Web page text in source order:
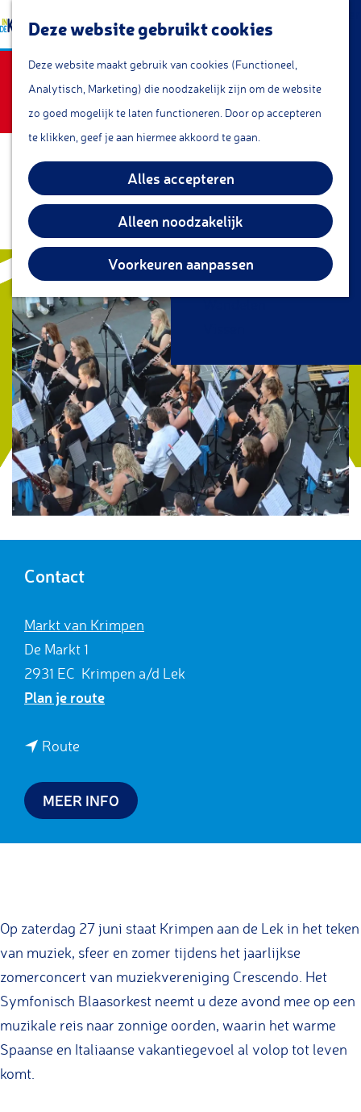
Deze website gebruikt cookies
Deze website maakt gebruik van cookies (Functioneel,
Analytisch, Marketing) die noodzakelijk zijn om de website
zo goed mogelijk te laten functioneren. Door op accepteren
te klikken, geef je aan hiermee akkoord te gaan.
Alles accepteren
Alleen noodzakelijk
Voorkeuren aanpassen
a
o
m
Z
e
k
e
n
e
n
u
Snacks
Cafe & Bar
Restaurants
Theetuin
IJs
Groepsarrangementen
Streekproducten
KOM DOEN
Fietsen
Sorry, deze activiteit is niet meer beschikbaar.
Bekijk hetactuele aanbodvoor de beschikbare
opties.
zomeravondconcert
Crescendo
Contact
Markt van Krimpen
De Markt 1
2931 EC Krimpen a/d Lek
Plan je routen
z
o
m
v
o
n
d
c
o
Route
a
r
z
r
a
v
o
n
d
MEER INFO
Op zaterdag 27 juni staat Krimpen aan de Lek in het teken
van muziek, sfeer en zomer tijdens het jaarlijkse
zomerconcert van muziekvereniging Crescendo. Het
Symfonisch Blaasorkest neemt u deze avond mee op een
muzikale reis naar zonnige oorden, waarin het warme
Spaanse en Italiaanse vakantiegevoel al volop tot leven
komt.